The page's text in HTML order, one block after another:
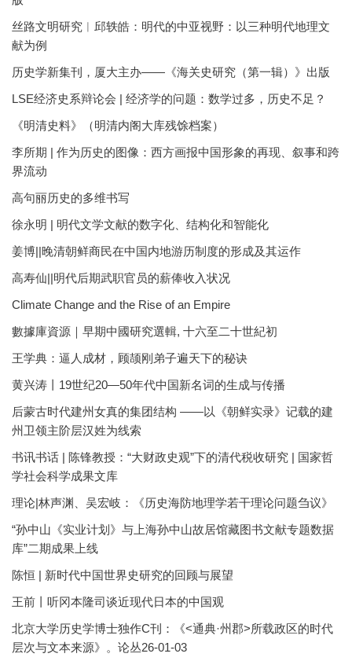
丝路文明研究︱邱轶皓：明代的中亚视野：以三种明代地理文
献为例
历史学新集刊，厦大主办——《海关史研究（第一辑）》出版
LSE经济史系辩论会 | 经济学的问题：数学过多，历史不足？
《明清史料》（明清内阁大库残馀档案）
李所期 | 作为历史的图像：西方画报中国形象的再现、叙事和跨
界流动
高句丽历史的多维书写
徐永明 | 明代文学文献的数字化、结构化和智能化
姜博||晚清朝鲜商民在中国内地游历制度的形成及其运作
高寿仙||明代后期武职官员的薪俸收入状况
Climate Change and the Rise of an Empire
數據庫資源｜早期中國研究選輯, 十六至二十世紀初
王学典：逼人成材，顾颉刚弟子遍天下的秘诀
黄兴涛丨19世纪20—50年代中国新名词的生成与传播
后蒙古时代建州女真的集团结构 ——以《朝鲜实录》记载的建
州卫领主阶层汉姓为线索
书讯书话 | 陈锋教授：“大财政史观”下的清代税收研究 | 国家哲
学社会科学成果文库
理论|林声渊、吴宏岐：《历史海防地理学若干理论问题刍议》
“孙中山《实业计划》与上海孙中山故居馆藏图书文献专题数据
库”二期成果上线
陈恒 | 新时代中国世界史研究的回顾与展望
王前丨听冈本隆司谈近现代日本的中国观
北京大学历史学博士独作C刊：《<通典·州郡>所载政区的时代
层次与文本来源》。论丛26-01-03